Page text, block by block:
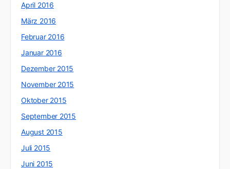
April 2016
März 2016
Februar 2016
Januar 2016
Dezember 2015
November 2015
Oktober 2015
September 2015
August 2015
Juli 2015
Juni 2015